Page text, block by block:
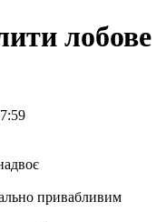
лобове
привабливим